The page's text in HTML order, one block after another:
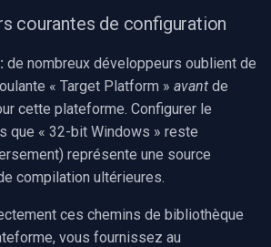
courantes de configuration
de nombreux développeurs oublient de
« Target Platform » avant de
cette plateforme. Configurer le
que « 32-bit Windows » reste
représente une source
compilation ultérieures.
ces chemins de bibliothèque
vous fournissez au